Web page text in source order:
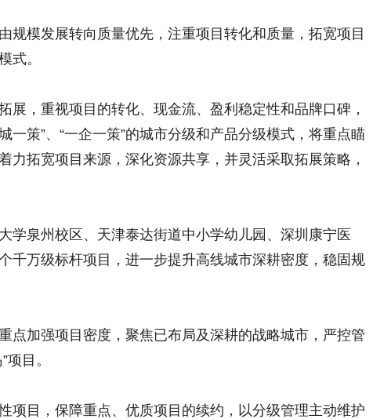
规模发展转向质量优先，注重项目转化和质量，拓宽项目
式。
展，重视项目的转化、现金流、盈利稳定性和品牌口碑，
一策”、“一企一策”的城市分级和产品分级模式，将重点瞄
力拓宽项目来源，深化资源共享，并灵活采取拓展策略，
学泉州校区、天津泰达街道中小学幼儿园、深圳康宁医
千万级标杆项目，进一步提升高线城市深耕密度，稳固规
点加强项目密度，聚焦已布局及深耕的战略城市，严控管
目。
项目，保障重点、优质项目的续约，以分级管理主动维护